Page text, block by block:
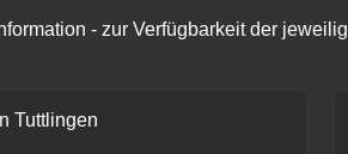
- zur Verfügbarkeit der
Tuttlingen